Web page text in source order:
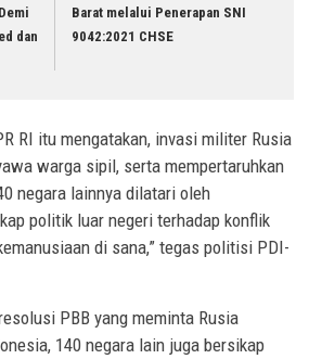
dan
Barat melalui Penerapan SNI
9042:2021 CHSE
RI itu mengatakan, invasi militer Rusia
warga sipil, serta mempertaruhkan
negara lainnya dilatari oleh
politik luar negeri terhadap konflik
di sana,” tegas politisi PDI-
PBB yang meminta Rusia
140 negara lain juga bersikap